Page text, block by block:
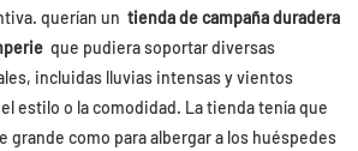
querían un tienda de campaña duradera
que pudiera soportar diversas
incluidas lluvias intensas y vientos
estilo o la comodidad. La tienda tenía que
como para albergar a los huéspedes